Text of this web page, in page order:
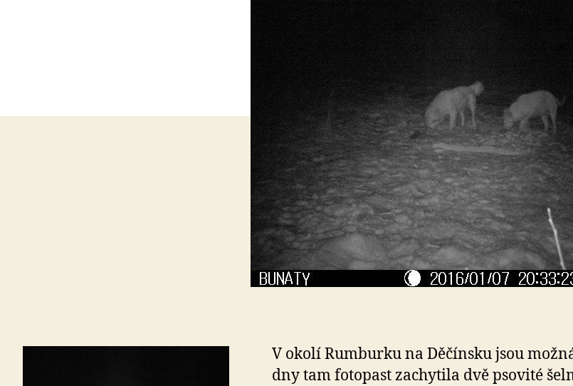
V okolí Rumburku na Děčínsku jsou
dny tam fotopast zachytila dvě psovité